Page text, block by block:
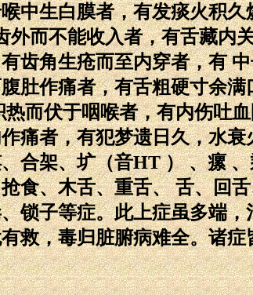
中生白膜者，有发痰火积
而不能收入者，有舌藏内
齿角生疮而至内穿者，有
肚作痛者，有舌粗硬寸余
而伏于咽喉者，有内伤吐
痛者，有犯梦遗日久，水
合架、圹（音HT ） 、瘰
食、木舌、重舌、 舌、回
锁子等症。此上症虽多端
救，毒归脏腑病难全。诸